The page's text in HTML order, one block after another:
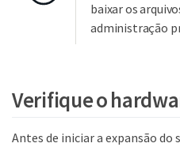
baixar os
administração
Verifique o
Antes de iniciar a expansão do